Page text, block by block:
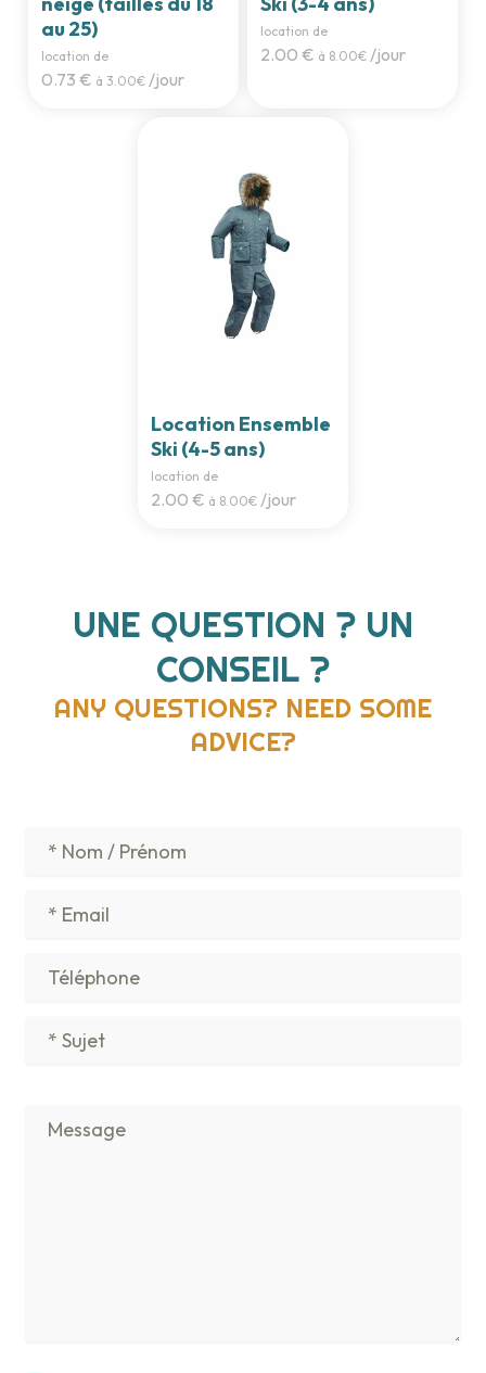
au 25)
location de
0.73 € à 3.00€ /jour
location de
2.00 € à 8.00€ /jour
Location Ensemble
Ski (4-5 ans)
location de
2.00 € à 8.00€ /jour
UNE QUESTION ? UN
CONSEIL ?
ANY QUESTIONS? NEED SOME
ADVICE?